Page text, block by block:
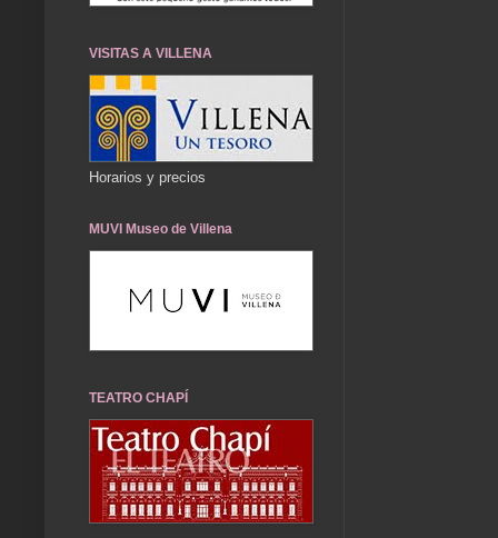
VISITAS A VILLENA
Horarios y precios
MUVI Museo de Villena
TEATRO CHAPÍ